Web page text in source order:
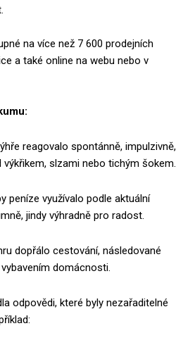
na více než 7 600 prodejních
a také online na webu nebo v
reagovalo spontánně, impulzivně,
slzami nebo tichým šokem.
peníze využívalo podle aktuální
jindy výhradně pro radost.
dopřálo cestování, následované
domácnosti.
odpovědi, které byly nezařaditelné